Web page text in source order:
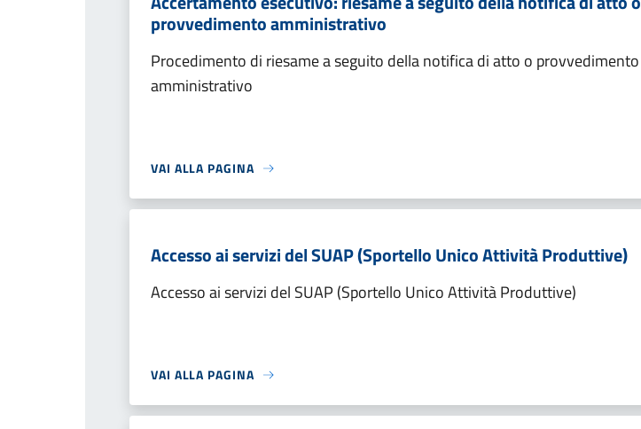
provvedimento amministrativo
Procedimento di riesame a seguito della notifica di atto o provvedimento
amministrativo
VAI ALLA PAGINA
Accesso ai servizi del SUAP (Sportello Unico Attività Produttive)
Accesso ai servizi del SUAP (Sportello Unico Attività Produttive)
VAI ALLA PAGINA